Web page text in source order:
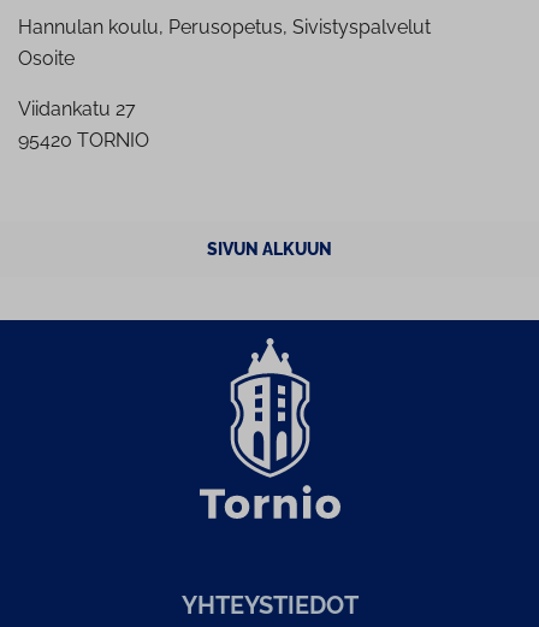
Hannulan koulu, Perusopetus, Sivistyspalvelut
Osoite
Viidankatu 27
95420 TORNIO
SIVUN ALKUUN
YH­TEYS­TIE­DOT